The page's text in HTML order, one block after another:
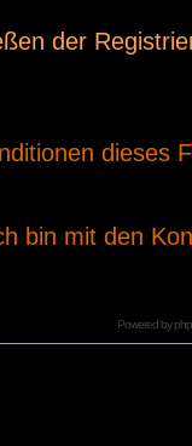
der
dieses
bin mit den
Powered by